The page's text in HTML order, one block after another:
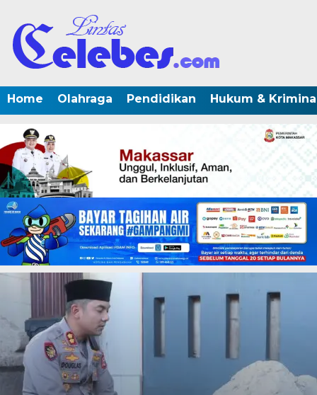
Home Olahraga Pendidikan Hukum &